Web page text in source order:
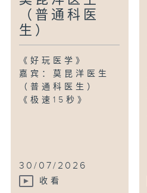
（普通科医
生）
《好玩医学》
嘉宾：莫昆洋医生
（普通科医生）
《极速15秒》
30/07/2026
收看